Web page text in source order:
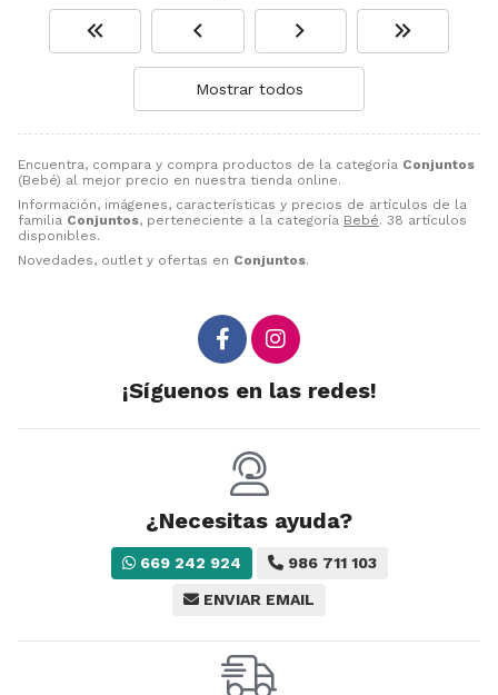
Encuentra, compara y compra productos de la categoría Conjuntos
(Bebé) al mejor precio en nuestra tienda online.
Información, imágenes, características y precios de artículos de la
familia Conjuntos, perteneciente a la categoría Bebé. 38 artículos
disponibles.
Novedades, outlet y ofertas en Conjuntos.
Mostrar todos
¡Síguenos en las redes!
¿Necesitas ayuda?
669 242 924 986 711 103
ENVIAR EMAIL